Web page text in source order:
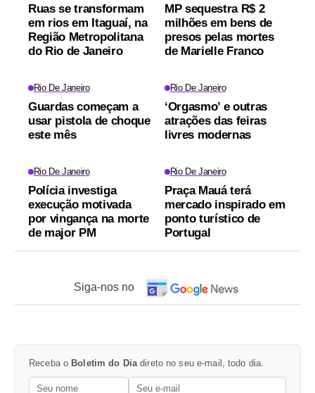
Ruas se transformam
em rios em Itaguaí, na
Região Metropolitana
do Rio de Janeiro
MP sequestra R$ 2
milhões em bens de
presos pelas mortes
de Marielle Franco
Rio De Janeiro
Guardas começam a
usar pistola de choque
este mês
Rio De Janeiro
‘Orgasmo’ e outras
atrações das feiras
livres modernas
Rio De Janeiro
Polícia investiga
execução motivada
por vingança na morte
de major PM
Rio De Janeiro
Praça Mauá terá
mercado inspirado em
ponto turístico de
Portugal
Siga-nos no
Receba o Boletim do Diadireto no seu e-mail, todo dia.